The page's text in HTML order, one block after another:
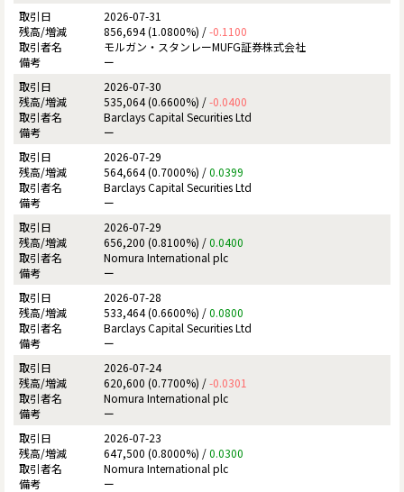
2026-07-31
856,694 (1.0800%) /-0.1100
モルガン・スタンレーMUFG証券株式会社
ー
2026-07-30
535,064 (0.6600%) /-0.0400
Barclays Capital Securities Ltd
ー
2026-07-29
564,664 (0.7000%) /0.0399
Barclays Capital Securities Ltd
ー
2026-07-29
656,200 (0.8100%) /0.0400
Nomura International plc
ー
2026-07-28
533,464 (0.6600%) /0.0800
Barclays Capital Securities Ltd
ー
2026-07-24
620,600 (0.7700%) /-0.0301
Nomura International plc
ー
2026-07-23
647,500 (0.8000%) /0.0300
Nomura International plc
ー